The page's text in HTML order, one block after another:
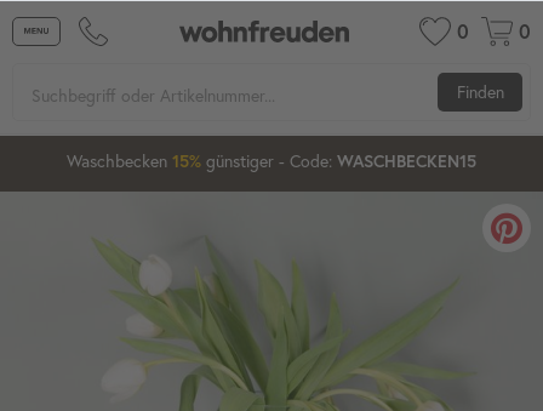
0 0
Finden
03 13 44
Waschbecken 15% günstiger - Code: WASCHBECKEN15
20%